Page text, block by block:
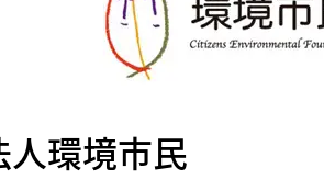
環境市民